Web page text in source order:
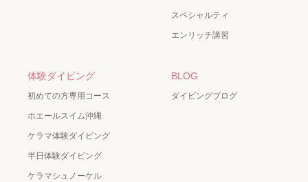
スペシャルティ
エンリッチ講習
体験ダイビング
初めての方専用コース
ホエールスイム沖縄
ケラマ体験ダイビング
半日体験ダイビング
ケラマシュノーケル
BLOG
ダイビングブログ